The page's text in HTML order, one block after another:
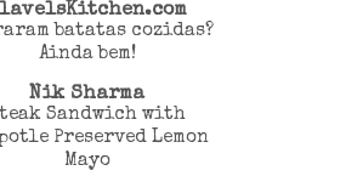
batatas cozidas?
Ainda bem!
Nik Sharma
Sandwich with
Preserved Lemon
Mayo